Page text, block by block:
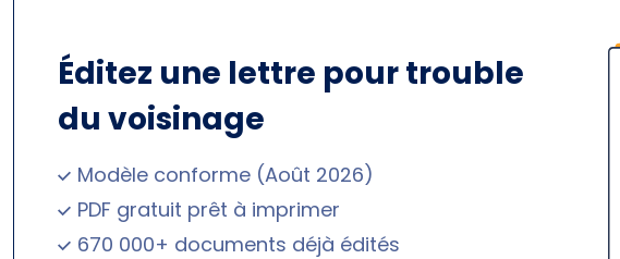
Éditez une lettre pour trouble
du voisinage
Modèle conforme (Août 2026)
PDF gratuit prêt à imprimer
670 000+ documents déjà édités